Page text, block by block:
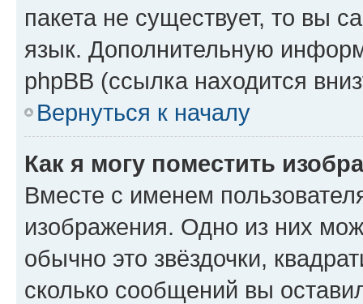
пакета не существует, то вы
язык. Дополнительную
phpBB (ссылка находится
Вернуться к началу
Как я могу поместить
Вместе с именем
изображения. Одно из них
обычно это звёздочки,
сколько сообщений вы